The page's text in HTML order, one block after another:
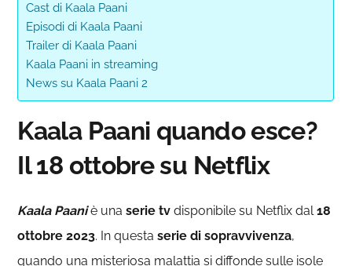
Cast di Kaala Paani
Episodi di Kaala Paani
Trailer di Kaala Paani
Kaala Paani in streaming
News su Kaala Paani 2
Kaala Paani quando esce?
Il 18 ottobre su Netflix
Kaala Paaniè unaserie tv disponibile su Netflix dal18
ottobre 2023. In questaserie di sopravvivenza,
quando una misteriosa malattia si diffonde sulle isole